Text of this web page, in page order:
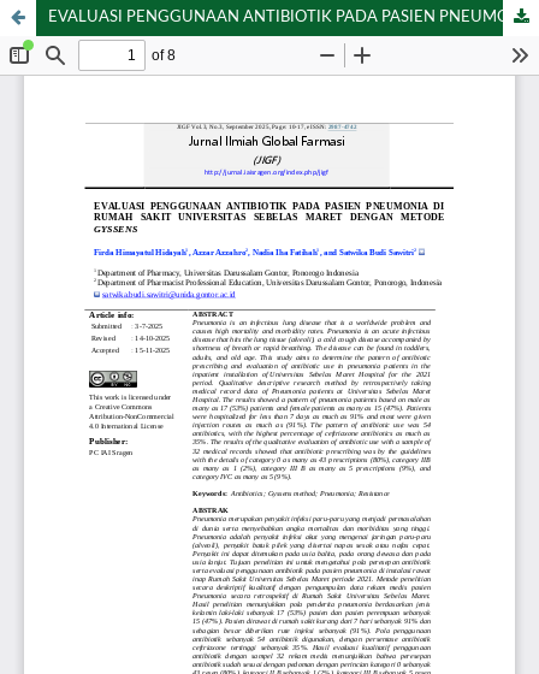
EVALUASI PENGGUNAAN ANTIBIOTIK PADA PASIEN PNEUMONIA DI RUMAH SAKIT UNIVERSITAS SEBELAS MARET DENGAN METODE GYSSENS